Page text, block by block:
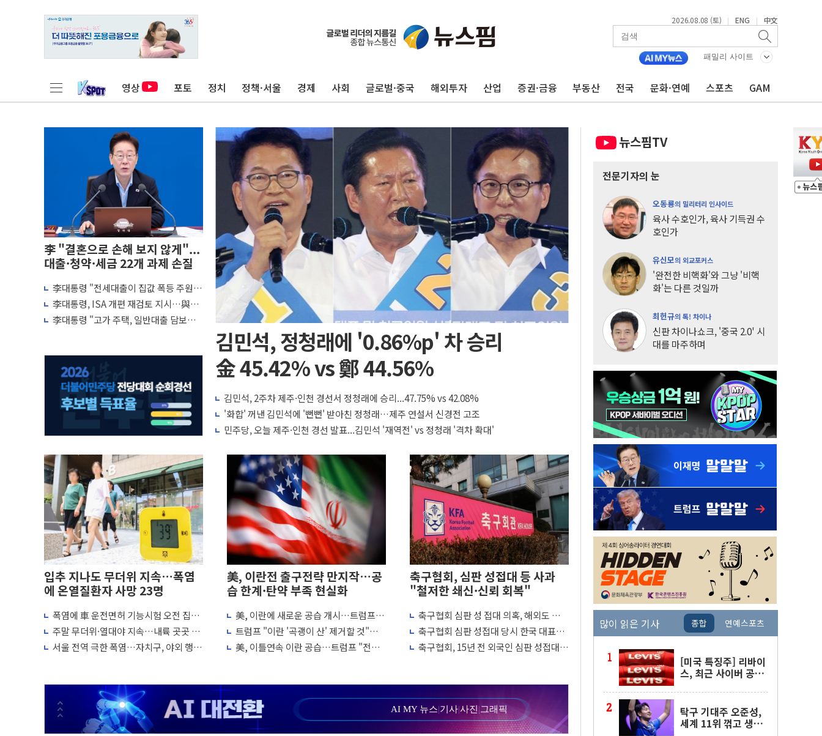
2026.08.08 (토) | ENG | 中文
패밀리 사이트
영상 포토 정치 정책·서울 경제 사회 글로벌·중국 해외투자 산업 증권·금융 부동산 전국 문화·연예 스포츠 GAM
李 "결혼으로 손해 보지 않게"...
대출·청약·세금 22개 과제 손질
李대통령 "전세대출이 집값 폭등 주원
인…유주택자 제한·규제 강화 검토"
李대통령, ISA 개편 재검토 지시…與
"적극 환영"·野 "졸속 국정"
李대통령 "고가 주택, 일반대출 담보가
김민석, 정청래에 '0.86%p' 차 승리
金 45.42% vs 鄭 44.56%
김민석, 2주차 제주·인천 경선서 정청래에 승리...47.75% vs 42.08%
'화합' 꺼낸 김민석에 '뻔뻔' 받아친 정청래…제주 연설서 신경전 고조
민주당, 오늘 제주·인천 경선 발표...김민석 '재역전' vs 정청래 '격차 확대'
입추 지나도 무더위 지속…폭염
에 온열질환자 사망 23명
폭염에 車 운전면허 기능시험 오전 집중
편성…체감온도 38도 넘으면 중단
주말 무더위·열대야 지속…내륙 곳곳 소
나기
서울 전역 극한 폭염…자치구, 야외 행사
美, 이란전 출구전략 만지작…공
습 한계·탄약 부족 현실화
美, 이란에 새로운 공습 개시…트럼프
"이제 우리 차례"
트럼프 "이란 '곡괭이 산' 제거할 것"…
미군, 사흘째 이란 야간 공습
美, 이틀연속 이란 공습…트럼프 "전쟁
축구협회, 심판 성접대 등 사과
"철저한 쇄신·신뢰 회복"
축구협회 심판 성 접대 의혹, 해외도 관심
↑…감독 선임 과정 수사까지 외신 주목
축구협회 심판 성접대 당시 한국 대표팀
7경기 무패 행진
축구협회, 15년 전 외국인 심판 성접대
AI MY 뉴스|기사|사진 |그래픽
포항시 재난예산 40억 긴급 투입…고수온 양식장 복구·지원 '총력'
울진·영덕 '호우특보'-포항 '산사태 주의보'...경북도, 호우 피해·통제구간 없어
[종합] 김민석, 정청래에 '0.86%p' 차 재역전 성공...金 45.42% vs 鄭 44.56%
김민석, 2주차 제주·인천 경선서 정청래에 승리...47.75% vs 42.08%
인사하는 김민석 당대표 후보
[속보] 민주, 제주·인천 경선 결과 발표...김민석 47.75% 정청래 42.08%
뉴스핌TV
전문기자의 눈
오동룡의 밀리터리 인사이드
육사 수호인가, 육사 기득권 수
호인가
유신모의 외교포커스
'완전한 비핵화'와 그냥 '비핵
화'는 다른 것일까
최헌규의 톡! 차이나
신판 차이나쇼크, '중국 2.0' 시
대를 마주하며
많이 읽은 기사 종합 연예스포츠
[미국 특징주] 리바이
스, 최근 사이버 공격
실 공개
탁구 기대주 오준성,
세계 11위 꺾고 생애